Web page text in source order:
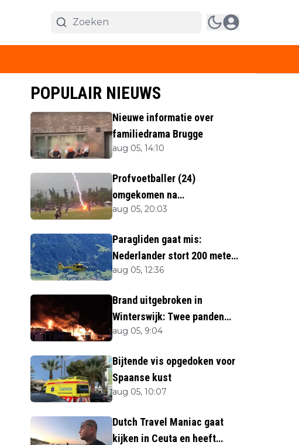
POPULAIR NIEUWS
Nieuwe informatie over
familiedrama Brugge
aug 05, 14:10
Profvoetballer (24)
omgekomen na
blikseminslag tijdens
aug 05, 20:03
Paragliden gaat mis:
Nederlander stort 200 meter
naar beneden
aug 05, 12:36
Brand uitgebroken in
Winterswijk: Twee panden
verloren
aug 05, 9:04
Bijtende vis opgedoken voor
Spaanse kust
aug 05, 10:07
Dutch Travel Maniac gaat
kijken in Ceuta en heeft